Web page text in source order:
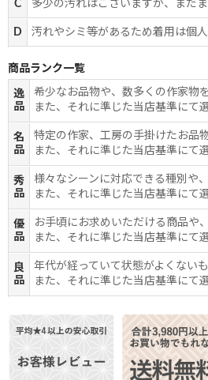
C 多少の汚れはございますが、まだ
D 汚れやシミ等があるため着用は個
商品ランク一覧
逸
品
希少なお品物や、数多くの作家物
また、それに準じた当店基準にて
名
品
特定の作家、工房の手掛けたお品
また、それに準じた当店基準にて
秀
品
様々なシーンに対応できる種別や
また、それに準じた当店基準にて
優
品
お手頃にお求めいただける商品や
また、それに準じた当店基準にて
良
品
年代が経っていて状態がよくない
また、それに準じた当店基準にて